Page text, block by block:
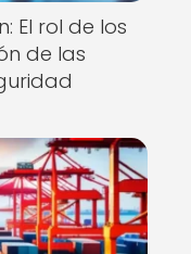
El rol de los
de las